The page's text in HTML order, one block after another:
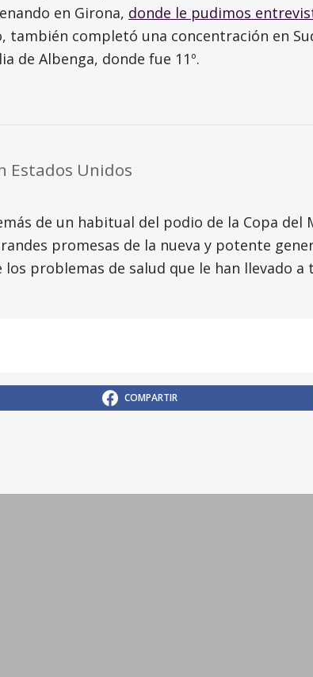
en Girona, donde le pudimos
también completó una concentración en
de Albenga, donde fue 11º.
Estados Unidos
de un habitual del podio de la Copa
promesas de la nueva y potente
problemas de salud que le han llevado
COMPARTIR